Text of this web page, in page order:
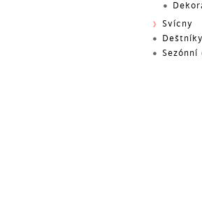
Svícny
Sezónní